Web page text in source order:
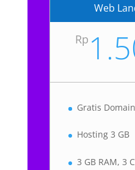
Web
Rp
Gratis
Hosting 3 GB
3 GB RAM, 3